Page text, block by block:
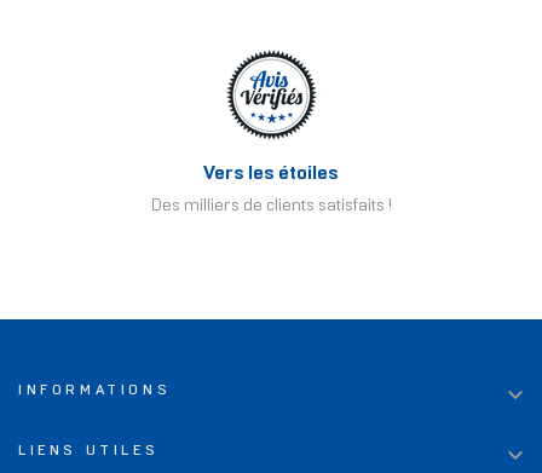
Vers les étoiles
Des milliers de clients satisfaits !
INFORMATIONS 
LIENS UTILES 